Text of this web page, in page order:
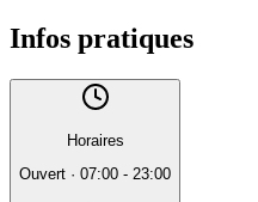
Infos pratiques
Horaires
Ouvert · 07:00 - 23:00